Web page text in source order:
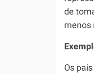
Geografia
de
menos
Os